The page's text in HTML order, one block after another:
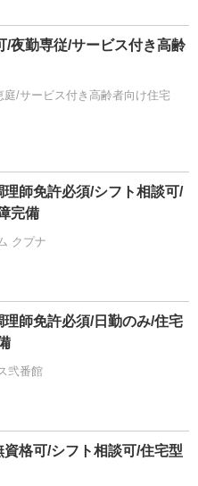
/夜勤専従/サービス付き高齢
/サービス付き高齢者向け住宅
理師免許必須/シフト相談可/
完備
クプナ
理師免許必須/日勤のみ/住宅
弐番館
資格可/シフト相談可/住宅型